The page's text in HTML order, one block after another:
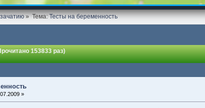
» Тема:Тесты на беременность
153833 раз)
»